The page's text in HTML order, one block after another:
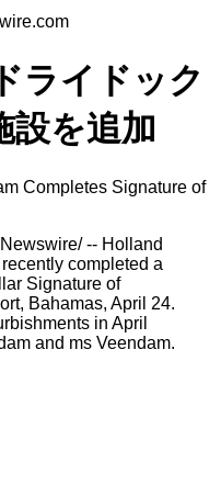
ライドック
設を追加
Completes Signature of
-- Holland
completed a
Signature of
Bahamas, April 24.
in April
and ms Veendam.